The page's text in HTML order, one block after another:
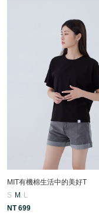
MIT有機棉生活中的美好T
S M
L
NT 699